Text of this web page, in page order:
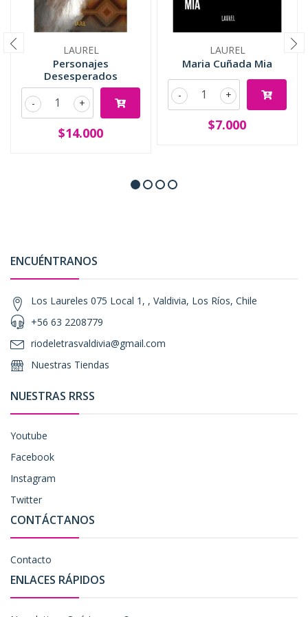
LAUREL
Personajes
Desesperados
+
-
$14.000
LAUREL
Maria Cuñada Mia
+
-
$7.000
ENCUÉNTRANOS
Los Laureles 075 Local 1, , Valdivia, Los Ríos, Chile
+56 63 2208779
riodeletrasvaldivia@gmail.com
Nuestras Tiendas
NUESTRAS RRSS
Youtube
Facebook
Instagram
Twitter
CONTÁCTANOS
Contacto
ENLACES RÁPIDOS